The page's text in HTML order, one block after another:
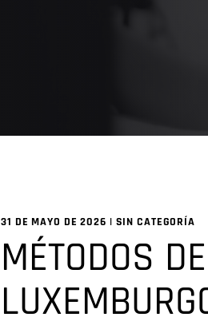
31 DE MAYO DE 2026 | SIN CATEGORÍA
MÉTODOS